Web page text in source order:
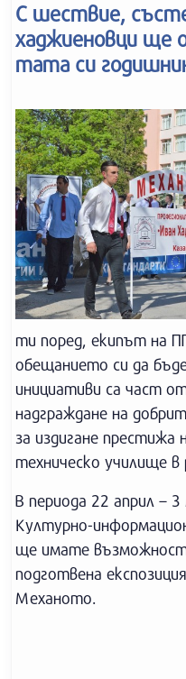
С шествие,
хаджиеновци ще
тата си
ти поред, екипът на
обещанието си да
инициативи са част
надграждане на
за издигане
техническо училище в
В периода 22 април –
Културно-
ще имате възможност
подготвена
Механото.